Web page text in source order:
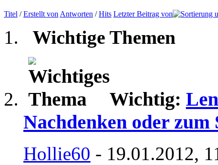
Titel /Erstellt von Antworten /Hits Letzter Beitrag von
Wichtige Themen
Wichtig:
Nachdenken oder zum
Hollie60 - 19.01.2012,